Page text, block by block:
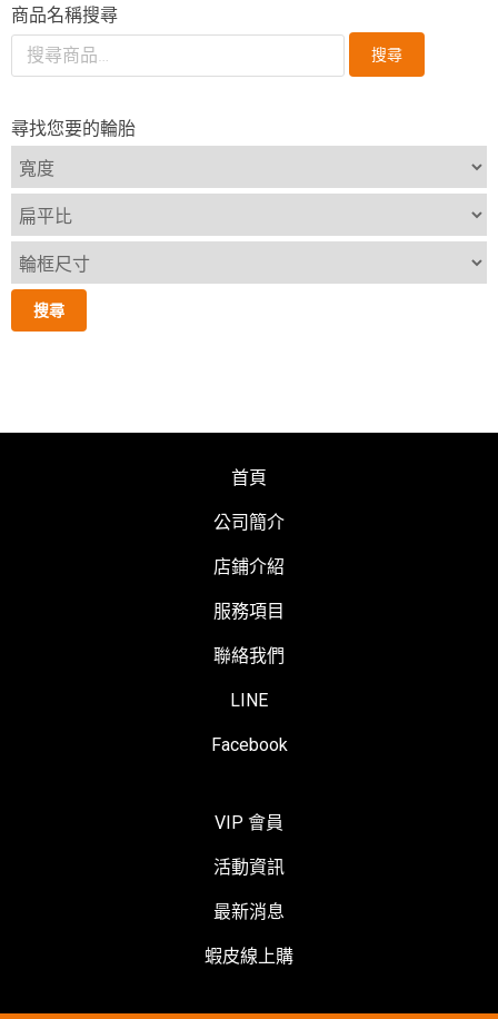
商品名稱搜尋
搜尋
尋找您要的輪胎
首頁
公司簡介
店鋪介紹
服務項目
聯絡我們
LINE
Facebook
VIP 會員
活動資訊
最新消息
蝦皮線上購